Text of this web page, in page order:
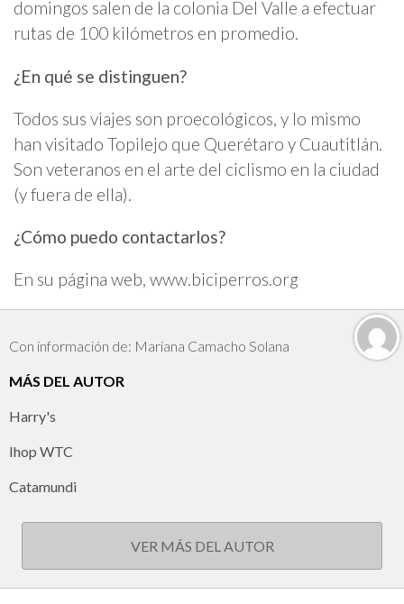
domingos salen de la colonia Del Valle a efectuar
rutas de 100 kilómetros en promedio.
¿En qué se distinguen?
Todos sus viajes son proecológicos, y lo mismo
han visitado Topilejo que Querétaro y Cuautitlán.
Son veteranos en el arte del ciclismo en la ciudad
(y fuera de ella).
¿Cómo puedo contactarlos?
En su página web, www.biciperros.org
Con información de: Mariana Camacho Solana
MÁS DEL AUTOR
Harry's
Ihop WTC
Catamundi
VER MÁS DEL AUTOR